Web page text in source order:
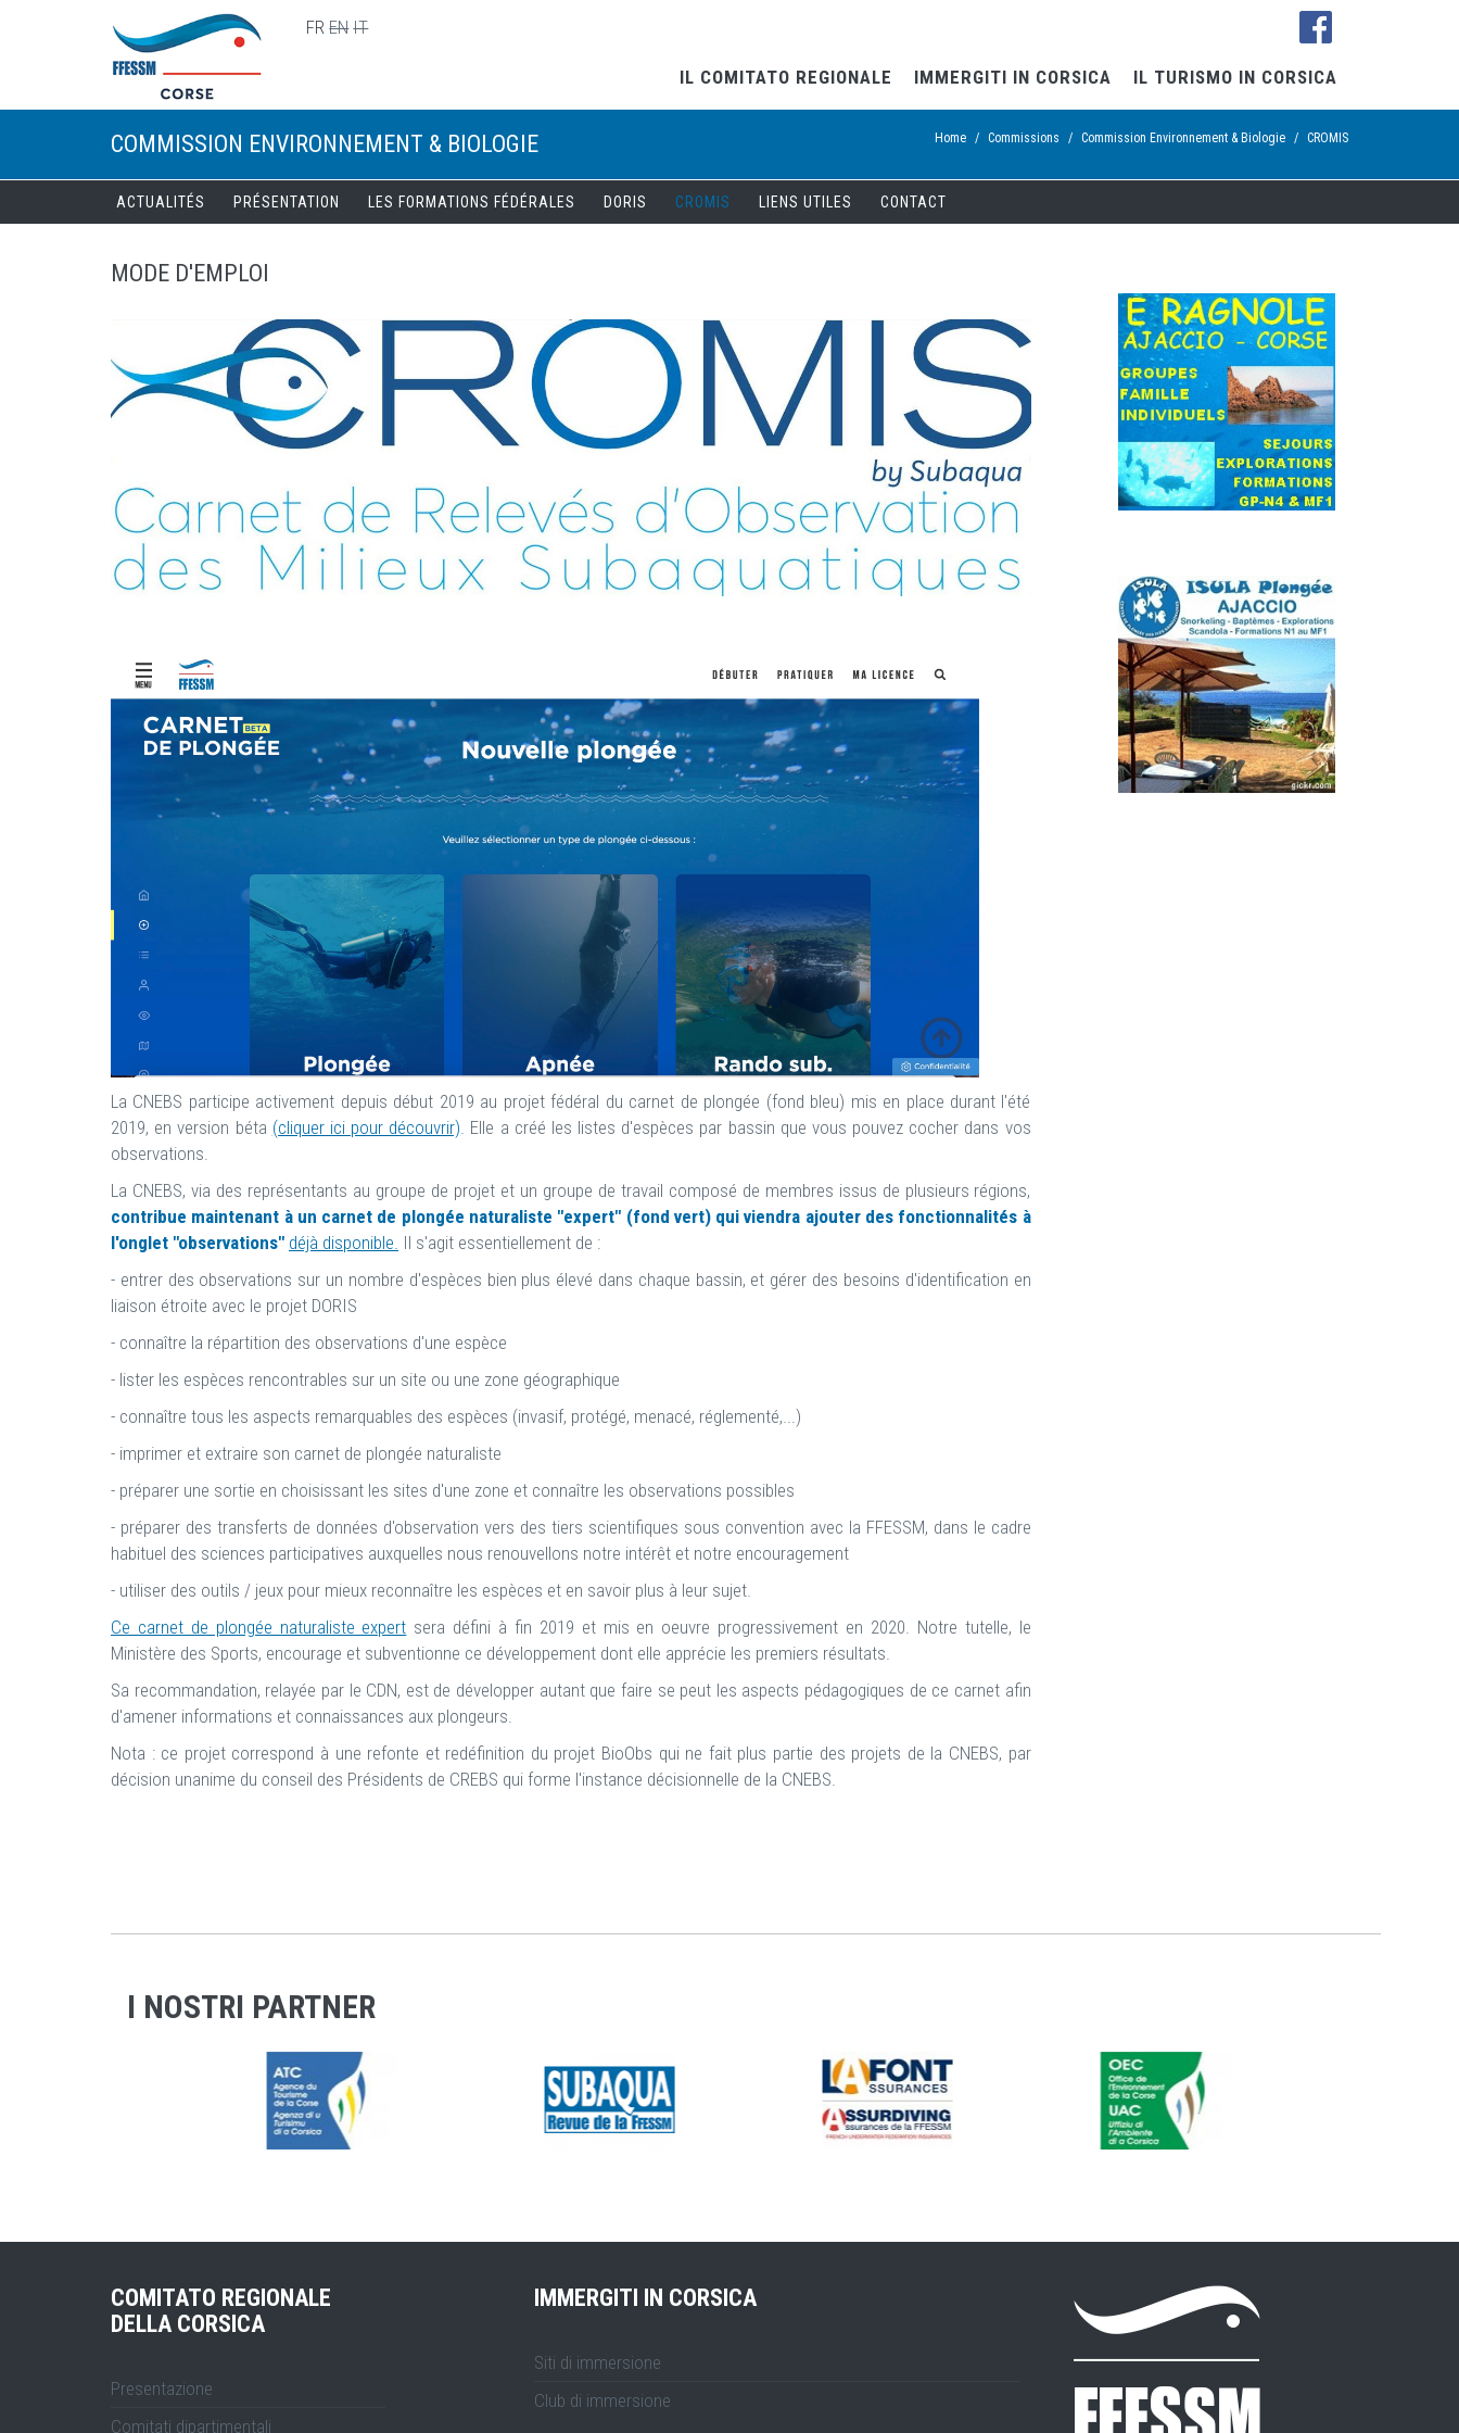
FR EN IT
IL COMITATO REGIONALE IMMERGITI IN CORSICA IL TURISMO IN CORSICA
COMMISSION ENVIRONNEMENT & BIOLOGIE Home / Commissions / Commission Environnement & Biologie / CROMIS
ACTUALITÉS PRÉSENTATION LES FORMATIONS FÉDÉRALES DORIS CROMIS LIENS UTILES CONTACT
MODE D'EMPLOI
La CNEBS participe activement depuis début 2019 au projet fédéral du carnet de plongée (fond bleu) mis en place durant l'été
2019, en version béta (cliquer ici pour découvrir). Elle a créé les listes d'espèces par bassin que vous pouvez cocher dans vos
observations.
La CNEBS, via des représentants au groupe de projet et un groupe de travail composé de membres issus de plusieurs régions,
contribue maintenant à un carnet de plongée naturaliste "expert" (fond vert) qui viendra ajouter des fonctionnalités à
l'onglet "observations" déjà disponible. Il s'agit essentiellement de :
- entrer des observations sur un nombre d'espèces bien plus élevé dans chaque bassin, et gérer des besoins d'identification en
liaison étroite avec le projet DORIS
- connaître la répartition des observations d'une espèce
- lister les espèces rencontrables sur un site ou une zone géographique
- connaître tous les aspects remarquables des espèces (invasif, protégé, menacé, réglementé,...)
- imprimer et extraire son carnet de plongée naturaliste
- préparer une sortie en choisissant les sites d'une zone et connaître les observations possibles
- préparer des transferts de données d'observation vers des tiers scientifiques sous convention avec la FFESSM, dans le cadre
habituel des sciences participatives auxquelles nous renouvellons notre intérêt et notre encouragement
- utiliser des outils / jeux pour mieux reconnaître les espèces et en savoir plus à leur sujet.
Ce carnet de plongée naturaliste expert sera défini à fin 2019 et mis en oeuvre progressivement en 2020. Notre tutelle, le
Ministère des Sports, encourage et subventionne ce développement dont elle apprécie les premiers résultats.
Sa recommandation, relayée par le CDN, est de développer autant que faire se peut les aspects pédagogiques de ce carnet afin
d'amener informations et connaissances aux plongeurs.
Nota : ce projet correspond à une refonte et redéfinition du projet BioObs qui ne fait plus partie des projets de la CNEBS, par
décision unanime du conseil des Présidents de CREBS qui forme l'instance décisionnelle de la CNEBS.
I NOSTRI PARTNER
COMITATO REGIONALE
DELLA CORSICA
Presentazione
Comitati dipartimentali
IMMERGITI IN CORSICA
Siti di immersione
Club di immersione